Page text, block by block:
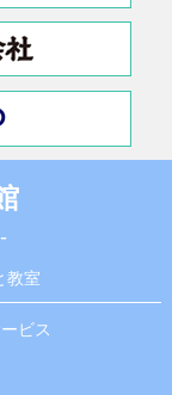
-
教室
ビス